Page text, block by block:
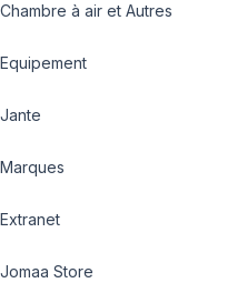
Chambre à air et Autres
Equipement
Jante
Marques
Extranet
Jomaa Store